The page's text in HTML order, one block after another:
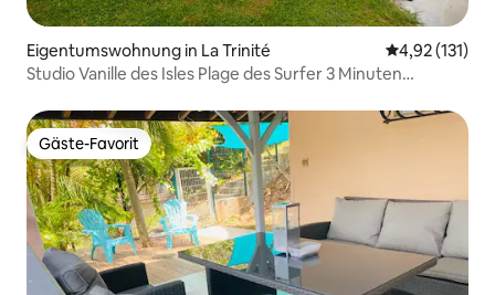
Eigentumswohnung in La Trinité
4,92 (131)
Studio Vanille des Isles Plage des Surfer 3 Minuten
Gäste-Favorit
Gäste-Favorit